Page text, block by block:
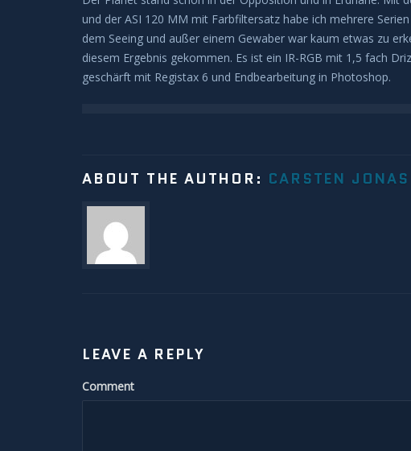
und der ASI 120 MM mit Farbfiltersatz habe ich mehrere
dem Seeing und außer einem Gewaber war kaum etwas zu
diesem Ergebnis gekommen. Es ist ein IR-RGB mit 1,5 fach
geschärft mit Registax 6 und Endbearbeitung in Photoshop.
ABOUT THE AUTHOR: CARSTEN JONAS
LEAVE A REPLY
Comment